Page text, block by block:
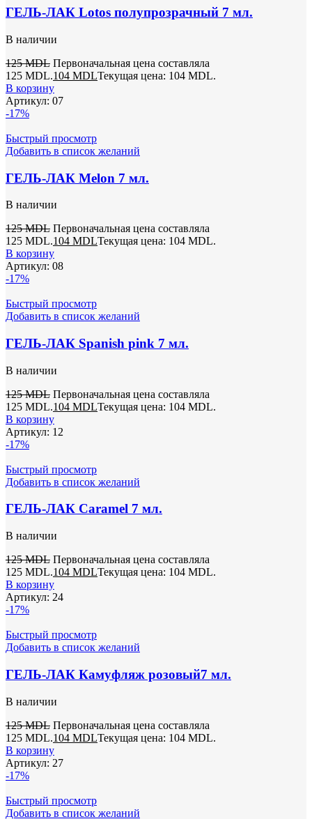
ГЕЛЬ-ЛАК Lotos полупрозрачный 7 мл.
В наличии
125MDL Первоначальная цена составляла
125 MDL.104 MDLТекущая цена: 104 MDL.
В корзину
Артикул: 07
-17%
Быстрый просмотр
Добавить в список желаний
ГЕЛЬ-ЛАК Melon 7 мл.
В наличии
125MDL Первоначальная цена составляла
125 MDL.104 MDLТекущая цена: 104 MDL.
В корзину
Артикул: 08
-17%
Быстрый просмотр
Добавить в список желаний
ГЕЛЬ-ЛАК Spanish pink 7 мл.
В наличии
125MDL Первоначальная цена составляла
125 MDL.104 MDLТекущая цена: 104 MDL.
В корзину
Артикул: 12
-17%
Быстрый просмотр
Добавить в список желаний
ГЕЛЬ-ЛАК Caramel 7 мл.
В наличии
125MDL Первоначальная цена составляла
125 MDL.104 MDLТекущая цена: 104 MDL.
В корзину
Артикул: 24
-17%
Быстрый просмотр
Добавить в список желаний
ГЕЛЬ-ЛАК Камуфляж розовый7 мл.
В наличии
125MDL Первоначальная цена составляла
125 MDL.104 MDLТекущая цена: 104 MDL.
В корзину
Артикул: 27
-17%
Быстрый просмотр
Добавить в список желаний